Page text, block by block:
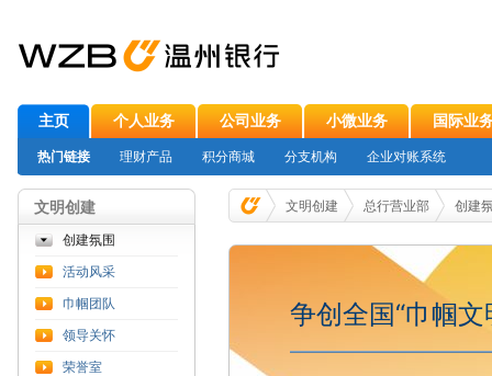
主页 个人业务 公司业务 小微业务 国际业
热门链接 理财产品 积分商城 分支机构 企业对账系统
文明创建
创建氛围
活动风采
巾帼团队
领导关怀
荣誉室
文明创建 总行营业部 创建
争创全国“巾帼